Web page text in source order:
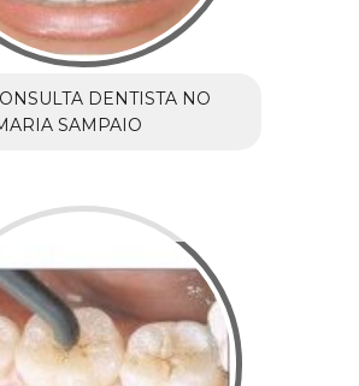
DENTISTA NO
SAMPAIO